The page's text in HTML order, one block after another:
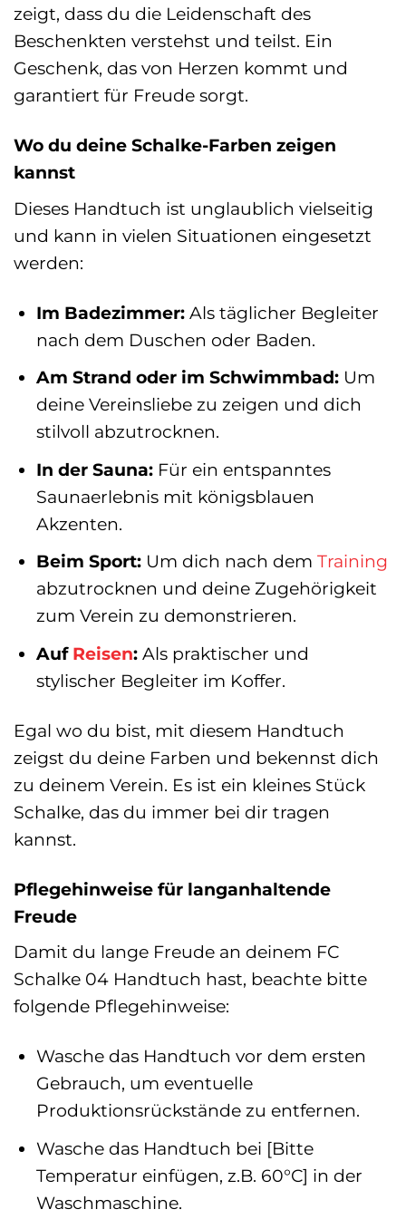
zeigt, dass du die Leidenschaft des
Beschenkten verstehst und teilst. Ein
Geschenk, das von Herzen kommt und
garantiert für Freude sorgt.
Wo du deine Schalke-Farben zeigen
kannst
Dieses Handtuch ist unglaublich vielseitig
und kann in vielen Situationen eingesetzt
werden:
Im Badezimmer:Als täglicher Begleiter
nach dem Duschen oder Baden.
Am Strand oder im Schwimmbad:Um
deine Vereinsliebe zu zeigen und dich
stilvoll abzutrocknen.
In der Sauna:Für ein entspanntes
Saunaerlebnis mit königsblauen
Akzenten.
Beim Sport:Um dich nach dem Training
abzutrocknen und deine Zugehörigkeit
zum Verein zu demonstrieren.
Auf Reisen:Als praktischer und
stylischer Begleiter im Koffer.
Egal wo du bist, mit diesem Handtuch
zeigst du deine Farben und bekennst dich
zu deinem Verein. Es ist ein kleines Stück
Schalke, das du immer bei dir tragen
kannst.
Pflegehinweise für langanhaltende
Freude
Damit du lange Freude an deinem FC
Schalke 04 Handtuch hast, beachte bitte
folgende Pflegehinweise:
Wasche das Handtuch vor dem ersten
Gebrauch, um eventuelle
Produktionsrückstände zu entfernen.
Wasche das Handtuch bei [Bitte
Temperatur einfügen, z.B. 60°C] in der
Waschmaschine.